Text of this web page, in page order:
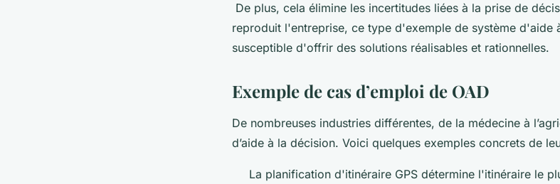
De plus, cela élimine les incertitudes liées à la prise de
reproduit l'entreprise, ce type d'exemple de système d'aide
susceptible d'offrir des solutions réalisables et rationnelles.
Exemple de cas d’emploi de OAD
De nombreuses industries différentes, de la médecine à
d’aide à la décision. Voici quelques exemples concrets de
La planification d'itinéraire GPS détermine l'itinéraire le